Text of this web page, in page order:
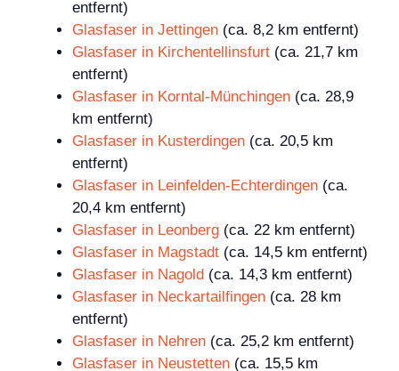
entfernt)
Glasfaser in Jettingen (ca. 8,2 km entfernt)
Glasfaser in Kirchentellinsfurt (ca. 21,7 km
entfernt)
Glasfaser in Korntal-Münchingen (ca. 28,9
km entfernt)
Glasfaser in Kusterdingen (ca. 20,5 km
entfernt)
Glasfaser in Leinfelden-Echterdingen (ca.
20,4 km entfernt)
Glasfaser in Leonberg (ca. 22 km entfernt)
Glasfaser in Magstadt (ca. 14,5 km entfernt)
Glasfaser in Nagold (ca. 14,3 km entfernt)
Glasfaser in Neckartailfingen (ca. 28 km
entfernt)
Glasfaser in Nehren (ca. 25,2 km entfernt)
Glasfaser in Neustetten (ca. 15,5 km